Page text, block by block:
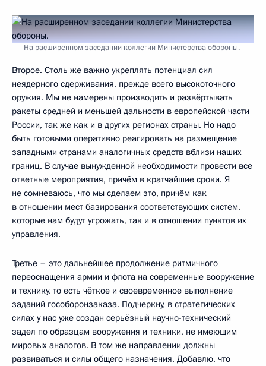
На расширенном заседании коллегии Министерства обороны.
Второе. Столь же важно укреплять потенциал сил
неядерного сдерживания, прежде всего высокоточного
оружия. Мы не намерены производить и развёртывать
ракеты средней и меньшей дальности в европейской части
России, так же как и в других регионах страны. Но надо
быть готовыми оперативно реагировать на размещение
западными странами аналогичных средств вблизи наших
границ. В случае вынужденной необходимости провести все
ответные мероприятия, причём в кратчайшие сроки. Я
не сомневаюсь, что мы сделаем это, причём как
в отношении мест базирования соответствующих систем,
которые нам будут угрожать, так и в отношении пунктов их
управления.
Третье – это дальнейшее продолжение ритмичного
переоснащения армии и флота на современные вооружение
и технику, то есть чёткое и своевременное выполнение
заданий гособоронзаказа. Подчеркну, в стратегических
силах у нас уже создан серьёзный научно-технический
задел по образцам вооружения и техники, не имеющим
мировых аналогов. В том же направлении должны
развиваться и силы общего назначения. Добавлю, что